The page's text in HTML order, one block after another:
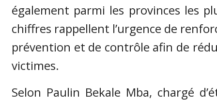
également parmi les provinces les
chiffres rappellent l’urgence de
prévention et de contrôle afin de
victimes.
Selon Paulin Bekale Mba, chargé